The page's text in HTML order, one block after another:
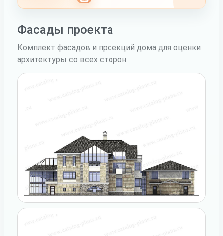
Фасады проекта
Комплект фасадов и проекций дома для оценки
архитектуры со всех сторон.